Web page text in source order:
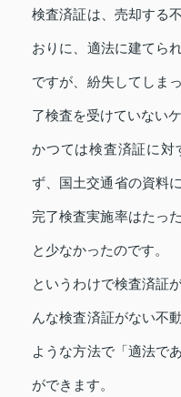
検査済証は、売却する
おりに、適法に建てら
ですが、紛失してしま
了検査を受けていない
かつては検査済証に対
ず、国土交通省の資料
完了検査実施率はたっ
と少なかったのです。
というわけで検査済証
んな検査済証がない不
ような方法で「適法で
ができます。